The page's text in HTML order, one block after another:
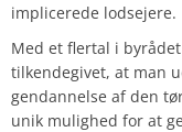
implicerede lodsejere.
Med et flertal i
tilkendegivet, at man
gendannelse af den
unik mulighed for at